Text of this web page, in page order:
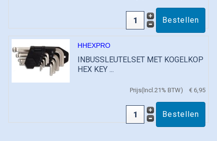
HHEXPRO
INBUSSLEUTELSET MET KOGELKOP
HEX KEY ...
Prijs(Incl.21% BTW) € 6,95